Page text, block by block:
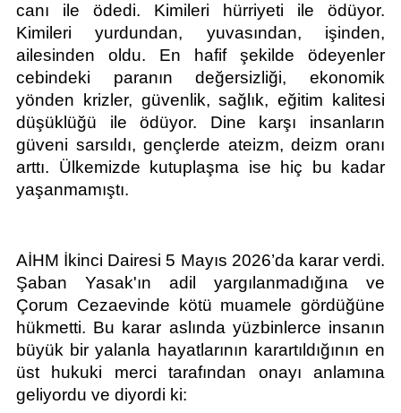
canı ile ödedi. Kimileri hürriyeti ile ödüyor.
Kimileri yurdundan, yuvasından, işinden,
ailesinden oldu. En hafif şekilde ödeyenler
cebindeki paranın değersizliği, ekonomik
yönden krizler, güvenlik, sağlık, eğitim kalitesi
düşüklüğü ile ödüyor. Dine karşı insanların
güveni sarsıldı, gençlerde ateizm, deizm oranı
arttı. Ülkemizde kutuplaşma ise hiç bu kadar
yaşanmamıştı.
AİHM İkinci Dairesi 5 Mayıs 2026’da karar verdi.
Şaban Yasak'ın adil yargılanmadığına ve
Çorum Cezaevinde kötü muamele gördüğüne
hükmetti. Bu karar aslında yüzbinlerce insanın
büyük bir yalanla hayatlarının karartıldığının en
üst hukuki merci tarafından onayı anlamına
geliyordu ve diyordi ki: